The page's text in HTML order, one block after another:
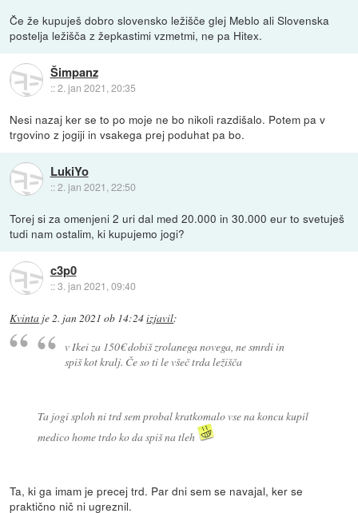
Če že kupuješ dobro slovensko ležišče glej Meblo ali Slovenska
postelja ležišča z žepkastimi vzmetmi, ne pa Hitex.
Šimpanz
::2. jan 2021, 20:35
Nesi nazaj ker se to po moje ne bo nikoli razdišalo. Potem pa v
trgovino z jogiji in vsakega prej poduhat pa bo.
LukiYo
::2. jan 2021, 22:50
Torej si za omenjeni 2 uri dal med 20.000 in 30.000 eur to svetuješ
tudi nam ostalim, ki kupujemo jogi?
c3p0
::3. jan 2021, 09:40
Kvinta je 2. jan 2021 ob 14:24izjavil:
v Ikei za 150€ dobiš zrolanega novega, ne smrdi in
spiš kot kralj. Če so ti le všeč trda ležišča
Ta jogi sploh ni trd sem probal kratkomalo vse na koncu kupil
medico home trdo ko da spiš na tleh
Ta, ki ga imam je precej trd. Par dni sem se navajal, ker se
praktično nič ni ugreznil.